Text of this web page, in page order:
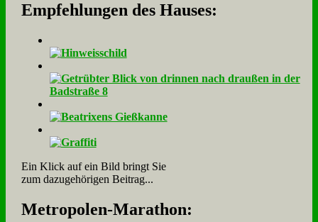
Empfehlungen des Hauses:
Ein Klick auf ein Bild bringt Sie
zum dazugehörigen Beitrag...
Me­tro­po­len-Ma­ra­thon: